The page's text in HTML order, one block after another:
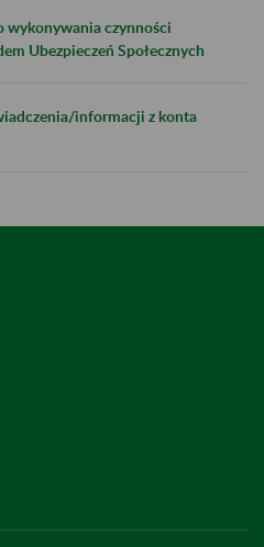
wykonywania czynności
Ubezpieczeń Społecznych
informacji z konta